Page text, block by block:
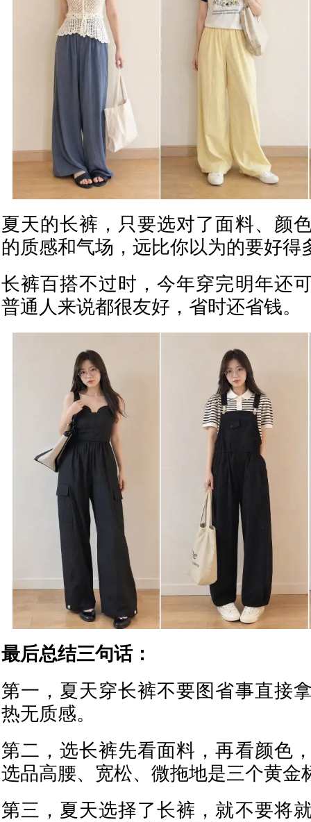
夏天的长裤，只要选对了面料、颜
的质感和气场，远比你以为的要好得
长裤百搭不过时，今年穿完明年还
普通人来说都很友好，省时还省钱。
最后总结三句话：
第一，夏天穿长裤不要图省事直接
热无质感。
第二，选长裤先看面料，再看颜色
选品高腰、宽松、微拖地是三个黄金
第三，夏天选择了长裤，就不要将